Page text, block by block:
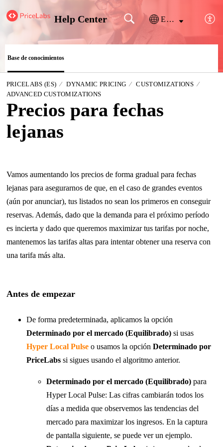
Help Center Español (España)
Base de conocimientos
PRICELABS (ES) DYNAMIC PRICING
CUSTOMIZATIONS
ADVANCED CUSTOMIZATIONS
Precios para fechas
lejanas
Vamos aumentando los precios de forma gradual para fechas
lejanas para asegurarnos de que, en el caso de grandes eventos
(aún por anunciar), tus listados no sean los primeros en conseguir
reservas. Además, dado que la demanda para el próximo período
es incierta y dado que queremos maximizar tus tarifas por noche,
mantenemos las tarifas altas para intentar obtener una reserva con
una tarifa más alta.
Antes de empezar
De forma predeterminada, aplicamos la opción
Determinado por el mercado (Equilibrado)si usas
Hyper Local Pulse o usamos la opción Determinado por
PriceLabssi sigues usando el algoritmo anterior.
Determinado por el mercado (Equilibrado)para
Hyper Local Pulse: Las cifras cambiarán todos los
días a medida que observemos las tendencias del
mercado para maximizar los ingresos. En la captura
de pantalla siguiente, se puede ver un ejemplo.